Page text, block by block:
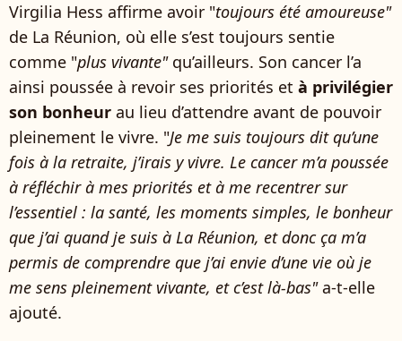
Virgilia Hess affirme avoir "toujours été amoureuse"
de La Réunion, où elle s’est toujours sentie
comme "plus vivante"qu’ailleurs. Son cancer l’a
ainsi poussée à revoir ses priorités et à privilégier
son bonheur au lieu d’attendre avant de pouvoir
pleinement le vivre. "Je me suis toujours dit qu’une
fois à la retraite, j’irais y vivre. Le cancer m’a poussée
à réfléchir à mes priorités et à me recentrer sur
l’essentiel : la santé, les moments simples, le bonheur
que j’ai quand je suis à La Réunion, et donc ça m’a
permis de comprendre que j’ai envie d’une vie où je
me sens pleinement vivante, et c’est là-bas"a-t-elle
ajouté.